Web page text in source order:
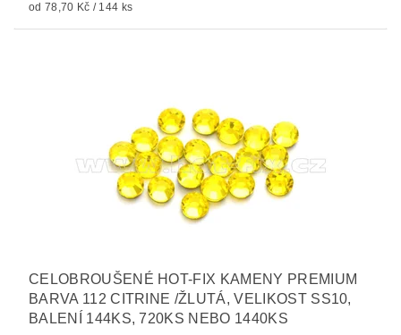
od 78,70 Kč / 144 ks
CELOBROUŠENÉ HOT-FIX KAMENY PREMIUM
BARVA 112 CITRINE /ŽLUTÁ, VELIKOST SS10,
BALENÍ 144KS, 720KS NEBO 1440KS